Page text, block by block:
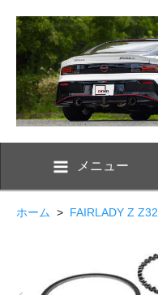
メニュー
ホーム > FAIRLADY Z Z32